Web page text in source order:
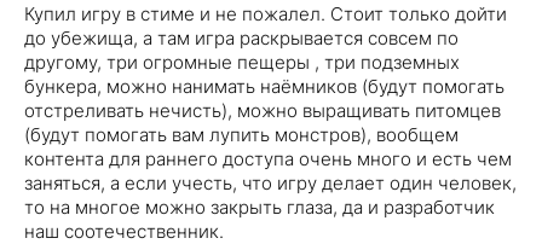
Купил игру в стиме и не пожалел. Стоит только дойти
до убежища, а там игра раскрывается совсем по
другому, три огромные пещеры , три подземных
бункера, можно нанимать наёмников (будут помогать
отстреливать нечисть), можно выращивать питомцев
(будут помогать вам лупить монстров), вообщем
контента для раннего доступа очень много и есть чем
заняться, а если учесть, что игру делает один человек,
то на многое можно закрыть глаза, да и разработчик
наш соотечественник.